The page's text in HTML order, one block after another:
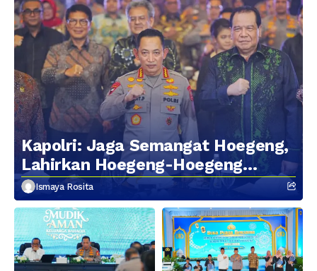
Kapolri: Jaga Semangat Hoegeng,
Lahirkan Hoegeng-Hoegeng
Berikutnya
Ismaya Rosita